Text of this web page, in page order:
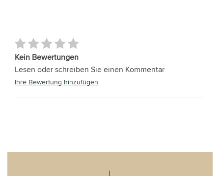
Kein Bewertungen
Lesen oder schreiben Sie einen Kommentar
Ihre Bewertung hinzufügen